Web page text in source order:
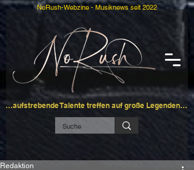
…aufstrebende Talente treffen auf große Legenden…
NoRush-Webzine - Musiknews seit 2022
Redaktion